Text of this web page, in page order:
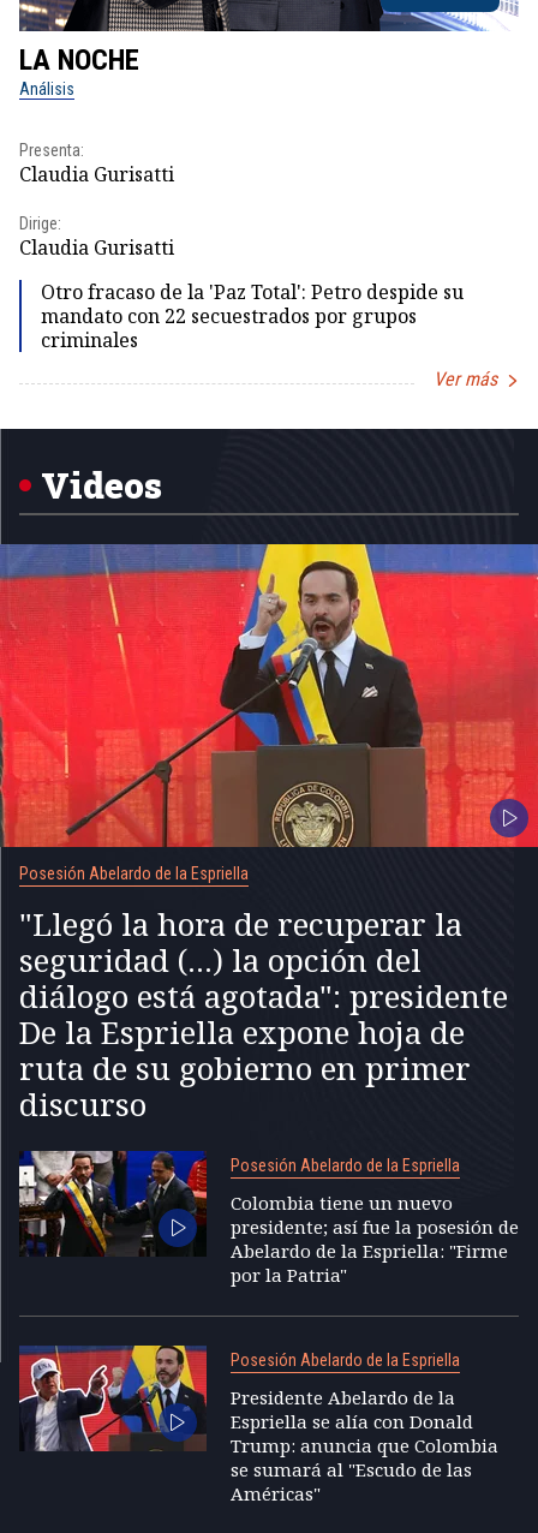
LA NOCHE
Análisis
Presenta:
Claudia Gurisatti
Dirige:
Claudia Gurisatti
Otro fracaso de la 'Paz Total': Petro despide su
mandato con 22 secuestrados por grupos
criminales
Ver más
1
Videos
Posesión Abelardo de la Espriella
"Llegó la hora de recuperar la
seguridad (...) la opción del
diálogo está agotada": presidente
De la Espriella expone hoja de
ruta de su gobierno en primer
discurso
Posesión Abelardo de la Espriella
Colombia tiene un nuevo
presidente; así fue la posesión de
Abelardo de la Espriella: "Firme
por la Patria"
Posesión Abelardo de la Espriella
Presidente Abelardo de la
Espriella se alía con Donald
Trump: anuncia que Colombia
se sumará al "Escudo de las
Américas"